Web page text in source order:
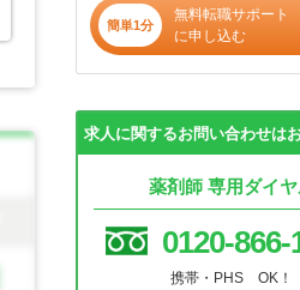
簡単1分
無料転職サポート
に申し込む
求人に関するお問い合わせは
薬剤師 専用ダイ
0120-866-
携帯・PHS OK！